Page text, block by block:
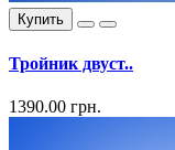
Купить
Тройник двуст..
1390.00 грн.